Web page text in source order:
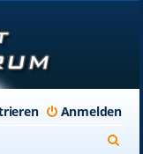
Anmelden